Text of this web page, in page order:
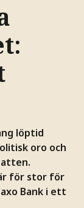
löptid
oro och
för stor för
Bank i ett